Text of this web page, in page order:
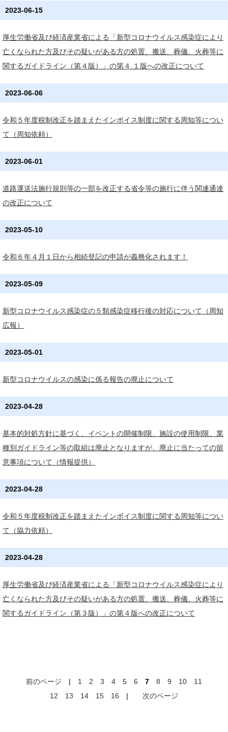
2023-06-15
厚生労働省及び経済産業省による「新型コロナウイルス感染症により
亡くなられた方及びその疑いがある方の処置、搬送、葬儀、火葬等に
関するガイドライン（第４版）」の第４.１版への改正について
2023-06-06
令和５年度税制改正を踏まえたインボイス制度に関する周知等につい
て（周知依頼）
2023-06-01
道路運送法施行規則等の一部を改正する省令等の施行に伴う関連通達
の改正について
2023-05-10
令和６年４月１日から相続登記の申請が義務化されます！
2023-05-09
新型コロナウイルス感染症の５類感染症移行後の対応について（周知
広報）
2023-05-01
新型コロナウイルスの感染に係る報告の廃止について
2023-04-28
基本的対処方針に基づく、イベントの開催制限、施設の使用制限、業
種別ガイドライン等の取組は廃止となりますが、廃止に当たっての留
意事項について（情報提供）
2023-04-28
令和５年度税制改正を踏まえたインボイス制度に関する周知等につい
て（協力依頼）
2023-04-28
厚生労働省及び経済産業省による「新型コロナウイルス感染症により
亡くなられた方及びその疑いがある方の処置、搬送、葬儀、火葬等に
関するガイドライン（第３版）」の第４版への改正について
前のページ | 1 2 3 4 5 6 7 8 9 10
11
12
13 14 15 16 | 次のページ